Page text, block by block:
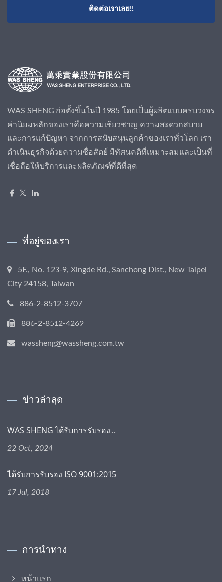
ติดต่อเราเลย!!
WAS SHENG ก่อตั้งขึ้นในปี 1985 โดยเป็นผู้ผลิตแบบครบวงจร
ค่านิยมหลักของเราคือความเชี่ยวชาญ ความสะดวกสบาย
และการแก้ปัญหา จากการสนับสนุนลูกค้าของเราทั่วโลก เรา
ดำเนินธุรกิจด้วยความซื่อสัตย์ มีทัศนคติที่เหมาะสมและเป็นที่
เชื่อถือให้บริการและผลิตภัณฑ์ที่ดีที่สุด
ที่อยู่ของเรา
5F., No. 123-9, Xingde Rd., Sanchong Dist., New Taipei
City 24158, Taiwan
886-2-8512-3707
886-2-8512-4269
wassheng@wassheng.com.tw
ข่าวล่าสุด
WAS SHENG ได้รับการรับรอง...
22 Oct, 2024
ได้รับการรับรอง ISO 9001:2015
17 Jul, 2018
การนำทาง
หน้าแรก